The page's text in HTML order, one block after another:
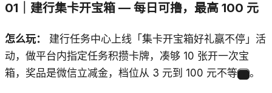
01｜建行集卡开宝箱 — 每日可撸，最高 100 元
怎么玩：
建行任务中心上线「集卡开宝箱好礼赢不停」活
动，做平台内指定任务积攒卡牌，凑够 10 张开一次宝
箱，奖品是微信立减金，档位从 3 元到 100 元不等
。